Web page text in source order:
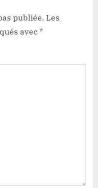
publiée. Les
avec *